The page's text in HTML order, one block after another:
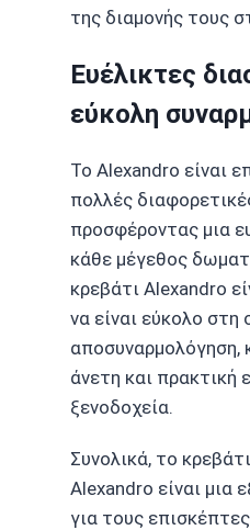
της διαμονής τους
Ευέλικτες
εύκολη
Το Alexandro είναι
πολλές
προσφέροντας μια
κάθε μέγεθος
κρεβάτι Alexandro
να είναι εύκολο στη
αποσυναρμολόγηση,
άνετη και πρακτική
ξενοδοχεία.
Συνολικά, το
Alexandro είναι μια
για τους